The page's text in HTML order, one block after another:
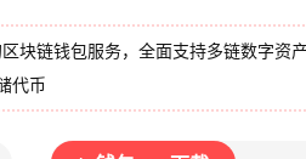
块链钱包服务，全面支持多链数字资
代币